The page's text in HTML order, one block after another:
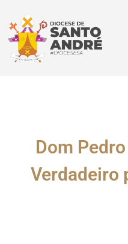
Dom
Verdadeiro